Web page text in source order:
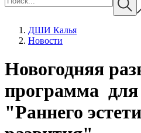
ДШИ Калья
Новости
Новогодняя
программа
"Раннего